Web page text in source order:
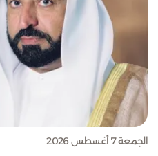
الجمعة 7 أغسطس 2026